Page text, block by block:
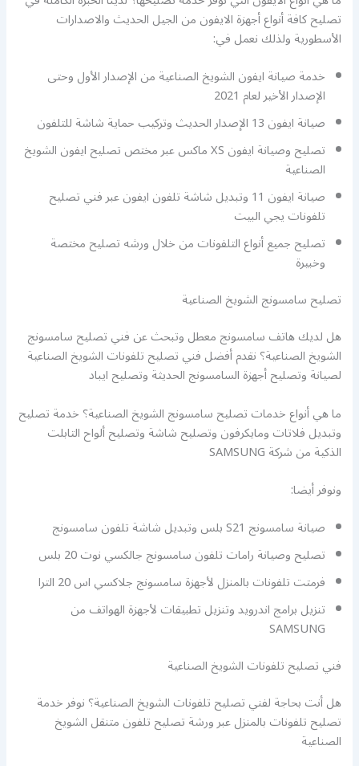
تصليح كافة أنواع أجهزة الايفون من الجيل الحديث والاصدارات
الأسطورية ولذلك نعمل في:
خدمة صيانة ايفون الشويخ الصناعية من الإصدار الأول وحتى
الإصدار الأخير لعام 2021
صيانة ايفون 13 الإصدار الحديث وتركيب حماية شاشة للتلفون
تصليح وصيانة ايفون XS ماكس عبر مختص تصليح ايفون الشويخ
الصناعية
صيانة ايفون 11 وتبديل شاشة تلفون ايفون عبر فني تصليح
تلفونات يجي البيت
تصليح جميع أنواع التلفونات من خلال ورشه تصليح مختصة
وخبيرة
تصليح سامسونج الشويخ الصناعية
هل لديك هاتف سامسونج معطل وتبحث عن فني تصليح سامسونج
الشويخ الصناعية؟ نقدم أفضل فني تصليح تلفونات الشويخ الصناعية
لصيانة وتصليح أجهزة السامسونج الحديثة وتصليح ايباد
ما هي أنواع خدمات تصليح سامسونج الشويخ الصناعية؟ خدمة تصليح
وتبديل فلاتات ومايكرفون وتصليح شاشة وتصليح ألواح التابلت
الذكية من شركة SAMSUNG
ونوفر أيضا:
صيانة سامسونج S21 بلس وتبديل شاشة تلفون سامسونج
تصليح وصيانة رامات تلفون سامسونج جالكسي نوت 20 بلس
فرمتت تلفونات بالمنزل لأجهزة سامسونج جلاكسي اس 20 الترا
تنزيل برامج اندرويد وتنزيل تطبيقات لأجهزة الهواتف من
SAMSUNG
فني تصليح تلفونات الشويخ الصناعية
هل أنت بحاجة لفني تصليح تلفونات الشويخ الصناعية؟ نوفر خدمة
تصليح تلفونات بالمنزل عبر ورشة تصليح تلفون متنقل الشويخ
الصناعية